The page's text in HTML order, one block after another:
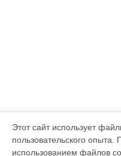
Этот сайт использует
пользовательского опыта.
использованием файлов